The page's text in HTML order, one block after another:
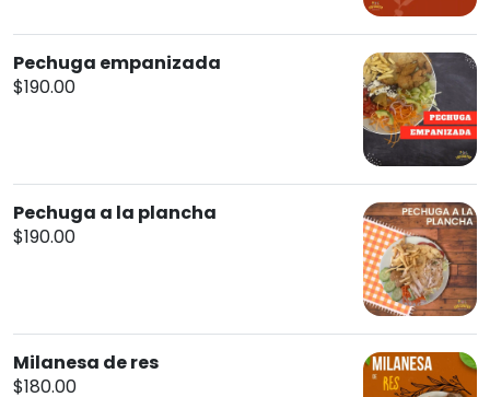
Pechuga empanizada
$190.00
Pechuga a la plancha
$190.00
Milanesa de res
$180.00